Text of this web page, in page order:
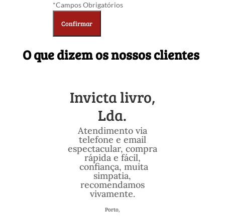
*Campos Obrigatórios
O que dizem os nossos clientes
Invicta livro,
Lda.
Atendimento via
telefone e email
espectacular, compra
rápida e fácil,
confiança, muita
simpatia,
recomendamos
vivamente.
Porto,